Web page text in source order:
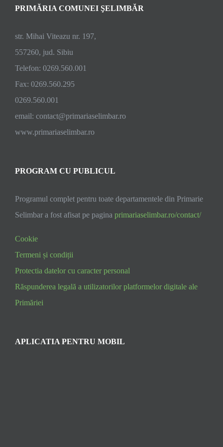
PRIMĂRIA COMUNEI ŞELIMBĂR
str. Mihai Viteazu nr. 197,
557260, jud. Sibiu
Telefon: 0269.560.001
Fax: 0269.560.295
0269.560.001
email: contact@primariaselimbar.ro
www.primariaselimbar.ro
PROGRAM CU PUBLICUL
Programul complet pentru toate departamentele din Primarie
Selimbar a fost afisat pe pagina primariaselimbar.ro/contact/
Cookie
Termeni și condiții
Protectia datelor cu caracter personal
Răspunderea legală a utilizatorilor platformelor digitale ale
Primăriei
APLICATIA PENTRU MOBIL